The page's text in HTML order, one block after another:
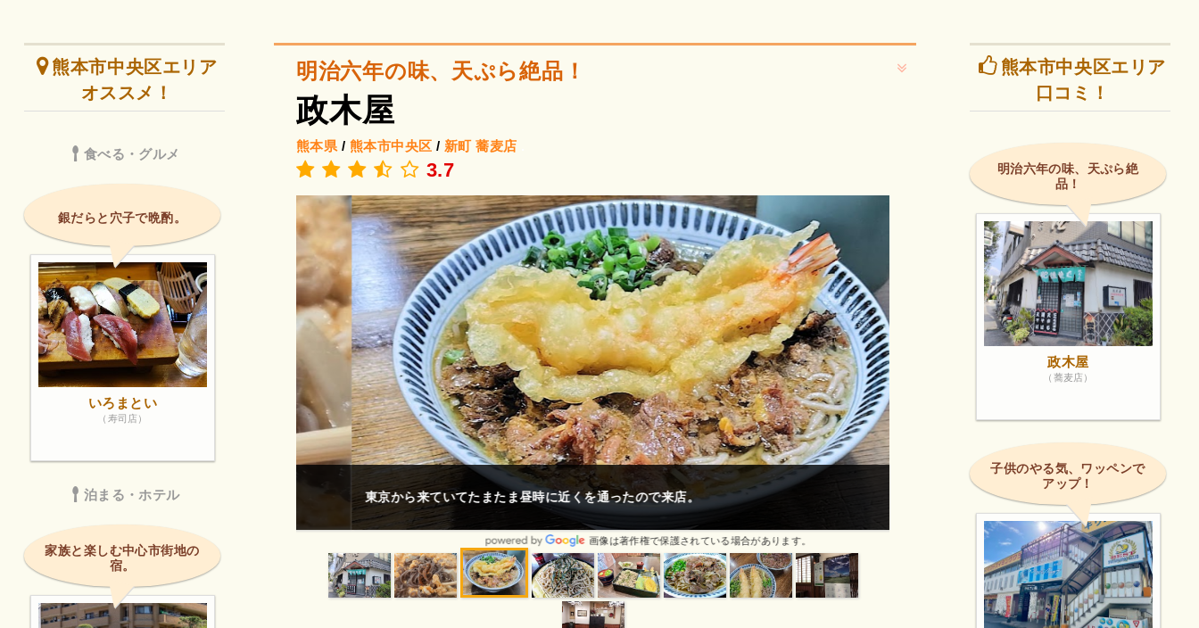
明治六年の味、天ぷら絶品！
政木屋
熊本県 / 熊本市中央区 / 新町 蕎麦店
3.7
保護されている場合があります。
東京から来ていてたまたま昼時に近くを通ったので来店。
画像は著作権で保護されている場合があります。
土曜日の開店直後に訪問しました。
画像は著作権
熊本市中央区エリア
オススメ！
食べる・グルメ
銀だらと穴子で晩酌。
いろまとい
（寿司店）
泊まる・ホテル
家族と楽しむ中心市街地の
宿。
熊本市中央区エリア
口コミ！
明治六年の味、天ぷら絶
品！
政木屋
（蕎麦店）
子供のやる気、ワッペンで
アップ！